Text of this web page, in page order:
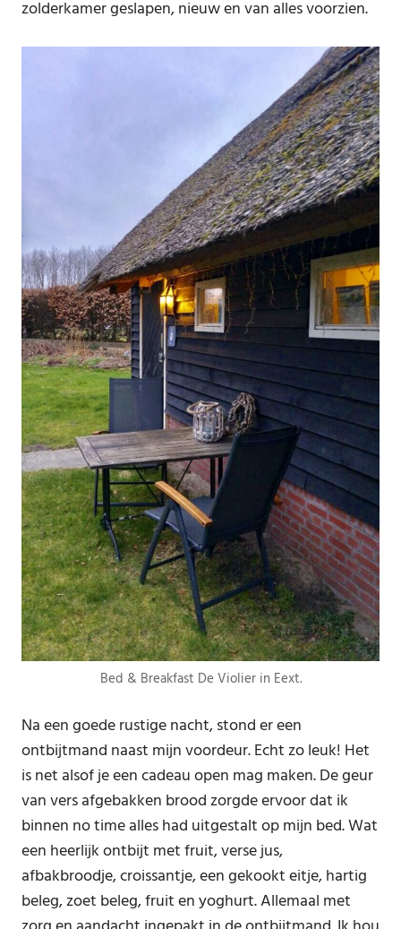
zolderkamer geslapen, nieuw en van alles voorzien.
Bed & Breakfast De Violier in Eext.
Na een goede rustige nacht, stond er een
ontbijtmand naast mijn voordeur. Echt zo leuk! Het
is net alsof je een cadeau open mag maken. De geur
van vers afgebakken brood zorgde ervoor dat ik
binnen no time alles had uitgestalt op mijn bed. Wat
een heerlijk ontbijt met fruit, verse jus,
afbakbroodje, croissantje, een gekookt eitje, hartig
beleg, zoet beleg, fruit en yoghurt. Allemaal met